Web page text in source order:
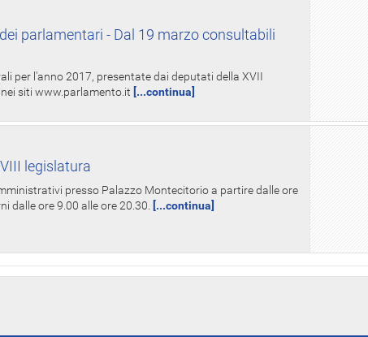
parlamentari - Dal 19 marzo consultabili
per l'anno 2017, presentate dai deputati della XVII
siti www.parlamento.it [...continua]
legislatura
presso Palazzo Montecitorio a partire dalle ore
dalle ore 9.00 alle ore 20.30.
[...continua]